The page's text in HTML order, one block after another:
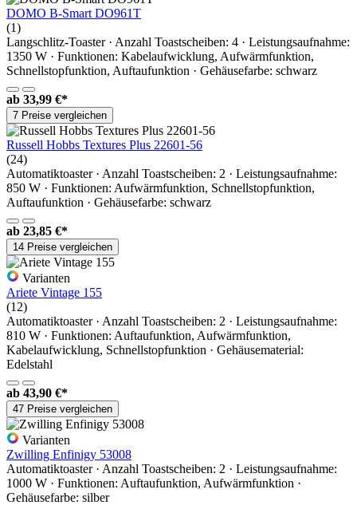
DOMO B-Smart DO961T
(1)
Langschlitz-Toaster · Anzahl Toastscheiben: 4 · Leistungsaufnahme:
1350 W · Funktionen: Kabelaufwicklung, Aufwärmfunktion,
Schnellstopfunktion, Auftaufunktion · Gehäusefarbe: schwarz
ab 33,99 €*
7 Preise vergleichen
Russell Hobbs Textures Plus 22601-56
(24)
Automatiktoaster · Anzahl Toastscheiben: 2 · Leistungsaufnahme:
850 W · Funktionen: Aufwärmfunktion, Schnellstopfunktion,
Auftaufunktion · Gehäusefarbe: schwarz
ab 23,85 €*
14 Preise vergleichen
Varianten
Ariete Vintage 155
(12)
Automatiktoaster · Anzahl Toastscheiben: 2 · Leistungsaufnahme:
810 W · Funktionen: Auftaufunktion, Aufwärmfunktion,
Kabelaufwicklung, Schnellstopfunktion · Gehäusematerial:
Edelstahl
ab 43,90 €*
47 Preise vergleichen
Varianten
Zwilling Enfinigy 53008
Automatiktoaster · Anzahl Toastscheiben: 2 · Leistungsaufnahme:
1000 W · Funktionen: Auftaufunktion, Aufwärmfunktion ·
Gehäusefarbe: silber